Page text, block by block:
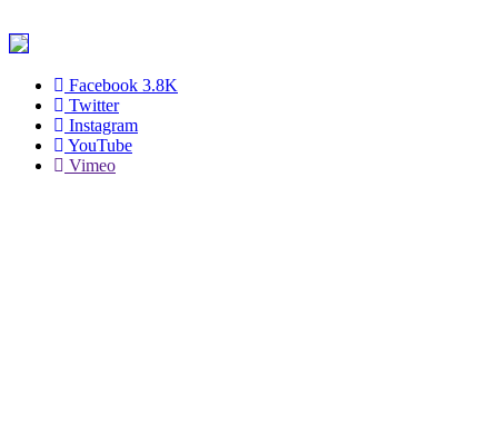
Facebook 3.8K
Twitter
Instagram
YouTube
Vimeo